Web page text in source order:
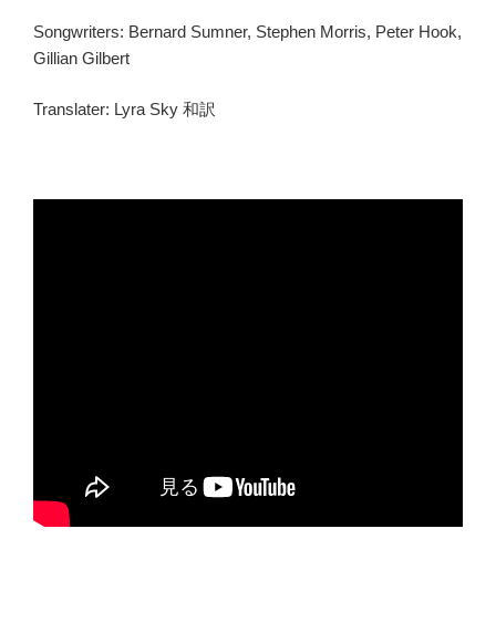
Songwriters: Bernard Sumner, Stephen Morris, Peter Hook,
Gillian Gilbert
Translater: Lyra Sky 和訳